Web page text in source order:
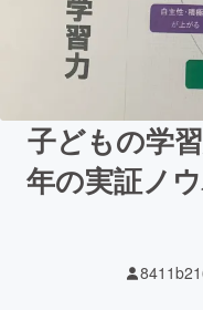
子どもの学
年の実証ノ